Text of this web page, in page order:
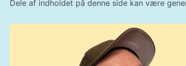
Dele af indholdet på denne side kan være